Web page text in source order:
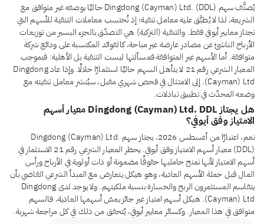
يُصنَّف سهم Dingdong (Cayman) Ltd. (DDL) حاليًا بوصفه غير متوافق مع
الشريعة، لذا لا يُطبَّق عليه معامل تنقية؛ إذ تُحتسب معاملات التنقية للأسهم التي
تجتاز معايير أيوفي فقط. والتنقية (التزكية) هي التصدّق بالجزء اليسير من توزيعات
الأرباح الناشئ عن مصادر عارضة غير مباحة، كالفوائد المكتسبة على ودائع شركة
متوافقة. أما الأسهم غير المتوافقة فمسألتها ليست التنقية بل الأهلية: فبموجب
المعيار الشرعي رقم 21 لا يتأهل السهم حاليًا استثمارًا حلالًا. وإذا عاد Dingdong
(Cayman) Ltd. إلى الامتثال في فحص شهري مقبل، سيُنشر معامل تنقيته مع
وضعه المحدّث في تطبيق تبادلات.
هل يجتاز Dingdong (Cayman) Ltd. DDL معيار أسهم
الامتياز وفق أيوفي؟
نعم، اعتبارًا من أغسطس 2026، يجتاز سهم Dingdong (Cayman) Ltd.
(DDL) معيار أسهم الامتياز وفق أيوفي. يحظر المعيار الشرعي رقم 21 الاستثمار في
أسهم الامتياز لأنها تمنح حامليها حقوقًا مضمونة أو ذات أولوية في الأرباح ورأس
المال قبل حملة الأسهم العادية، وهو هيكل يتعارض مع المبدأ الشرعي القاضي بأن
يتقاسم المستثمرون الربح والخسارة بنسبة ملكيتهم. ولا يوجد لدى Dingdong
(Cayman) Ltd. هيكل أسهم امتياز غير جائز يمسّ أسهمها العادية، فالسهم
متوافق في هذا المعيار. وكسائر معايير أيوفي، يُتحقق من ذلك في كل مراجعة شهرية.